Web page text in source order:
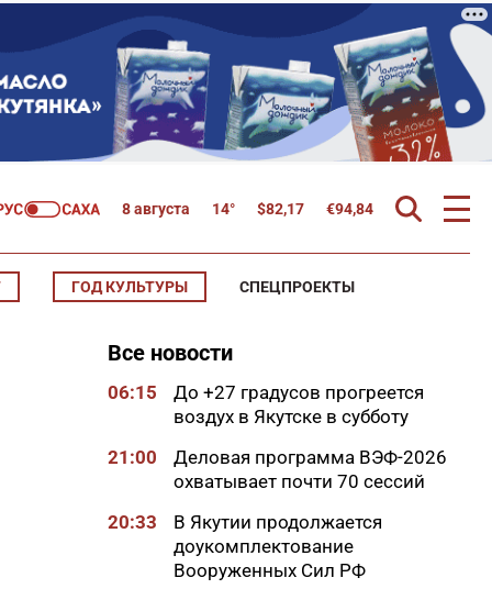
8 августа 14° $82,17 €94,84
ГОД КУЛЬТУРЫ СПЕЦПРОЕКТЫ
Все новости
06:15
До +27 градусов прогреется
воздух в Якутске в субботу
21:00
Деловая программа ВЭФ-2026
охватывает почти 70 сессий
20:33
В Якутии продолжается
доукомплектование
Вооруженных Сил РФ